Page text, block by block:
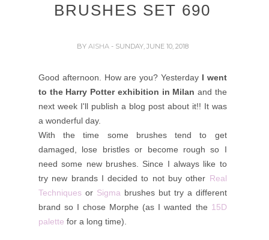
BRUSHES SET 690
BY AISHA - SUNDAY, JUNE 10, 2018
Good afternoon. How are you? Yesterday I went
to the Harry Potter exhibition in Milan and the
next week I'll publish a blog post about it!! It was
a wonderful day.
With the time some brushes tend to get
damaged, lose bristles or become rough so I
need some new brushes. Since I always like to
try new brands I decided to not buy other Real
Techniques or Sigma brushes but try a different
brand so I chose Morphe (as I wanted the 15D
palette for a long time).